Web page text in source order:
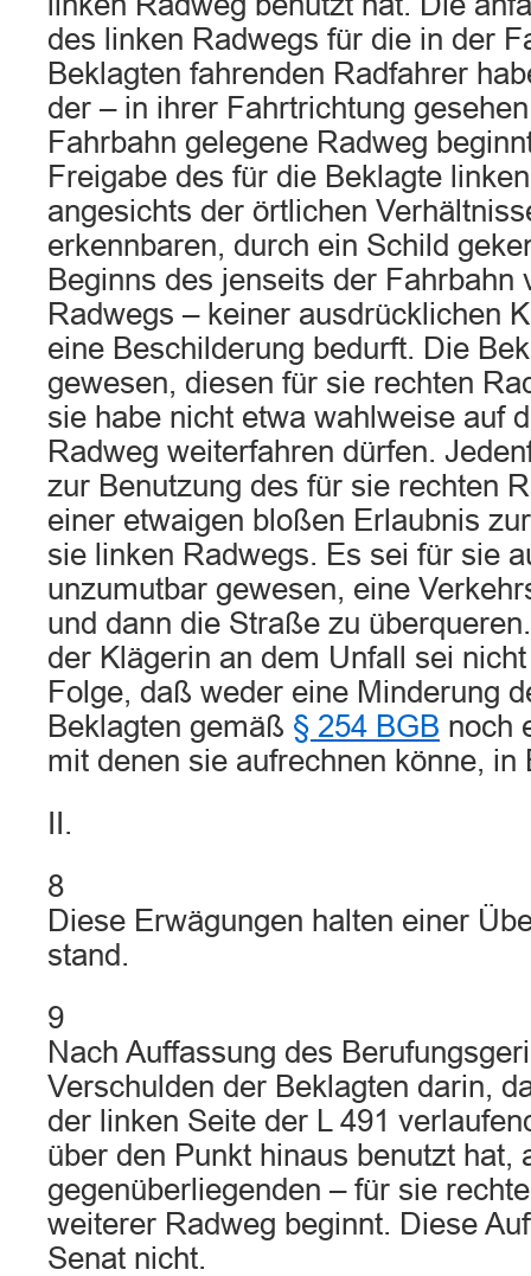
des linken Radwegs für die in der
Beklagten fahrenden Radfahrer
der – in ihrer Fahrtrichtung
Fahrbahn gelegene Radweg
Freigabe des für die Beklagte
angesichts der örtlichen
erkennbaren, durch ein Schild
Beginns des jenseits der Fahrbahn
Radwegs – keiner ausdrücklichen
eine Beschilderung bedurft. Die
gewesen, diesen für sie rechten
sie habe nicht etwa wahlweise auf
Radweg weiterfahren dürfen.
zur Benutzung des für sie rechten
einer etwaigen bloßen Erlaubnis
sie linken Radwegs. Es sei für sie
unzumutbar gewesen, eine
und dann die Straße zu
der Klägerin an dem Unfall sei
Folge, daß weder eine Minderung
Beklagten gemäß § 254 BGB noch
mit denen sie aufrechnen könne, in
II.
8
Diese Erwägungen halten einer
stand.
9
Nach Auffassung des
Verschulden der Beklagten darin,
der linken Seite der L 491
über den Punkt hinaus benutzt hat,
gegenüberliegenden – für sie
weiterer Radweg beginnt. Diese
Senat nicht.